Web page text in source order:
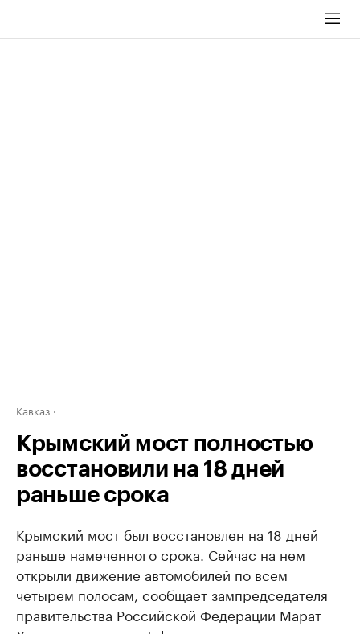
Кавказ
Крымский мост полностью
восстановили на 18 дней
раньше срока
Крымский мост был восстановлен на 18 дней
раньше намеченного срока. Сейчас на нем
открыли движение автомобилей по всем
четырем полосам, сообщает зампредседателя
правительства Российской Федерации Марат